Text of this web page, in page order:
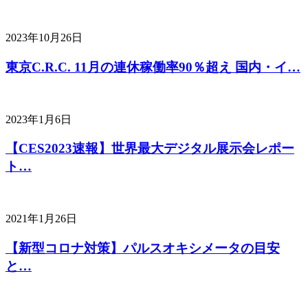
2023年10月26日
東京C.R.C. 11月の連休稼働率90％超え 国内・イ…
2023年1月6日
【CES2023速報】世界最大デジタル展示会レポー
ト…
2021年1月26日
【新型コロナ対策】パルスオキシメータの目安
と…